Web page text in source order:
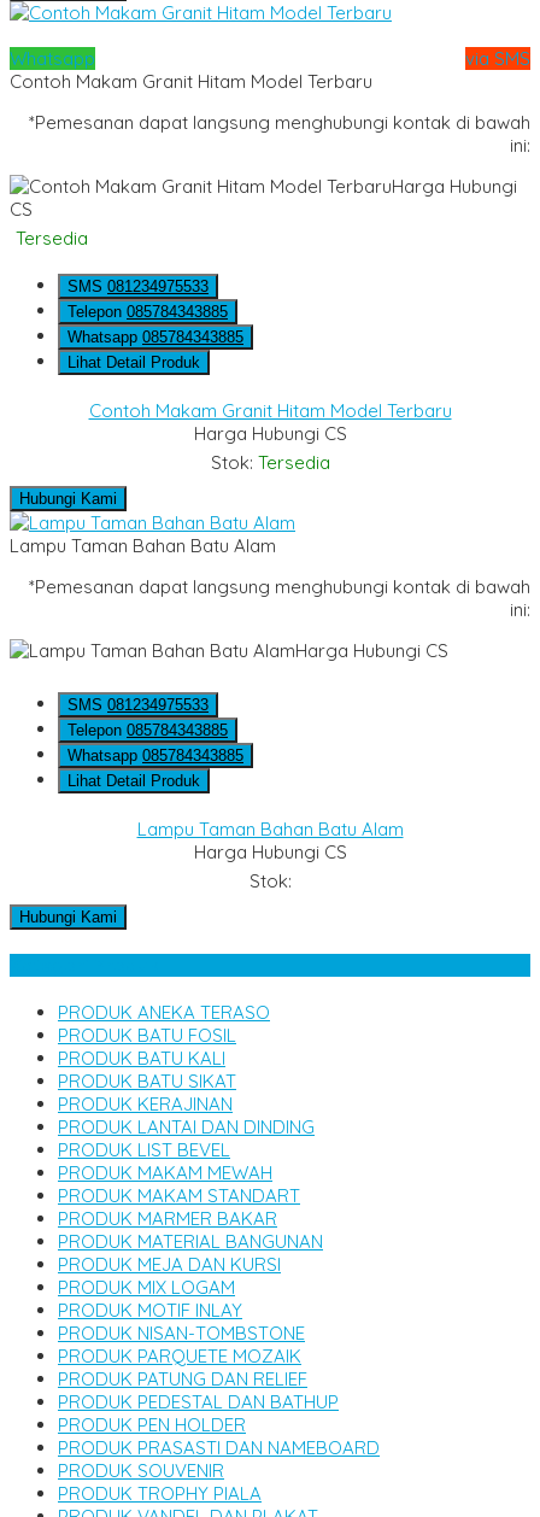
Whatsapp
via SMS
Contoh Makam Granit Hitam Model Terbaru
*Pemesanan dapat langsung menghubungi kontak di bawah
ini:
Harga Hubungi
CS
Tersedia
SMS 081234975533
Telepon 085784343885
Whatsapp 085784343885
Lihat Detail Produk
Contoh Makam Granit Hitam Model Terbaru
Harga Hubungi CS
Stok: Tersedia
Hubungi Kami
Lampu Taman Bahan Batu Alam
*Pemesanan dapat langsung menghubungi kontak di bawah
ini:
Harga Hubungi CS
SMS 081234975533
Telepon 085784343885
Whatsapp 085784343885
Lihat Detail Produk
Lampu Taman Bahan Batu Alam
Harga Hubungi CS
Stok:
Hubungi Kami
PRODUK ANEKA TERASO
PRODUK BATU FOSIL
PRODUK BATU KALI
PRODUK BATU SIKAT
PRODUK KERAJINAN
PRODUK LANTAI DAN DINDING
PRODUK LIST BEVEL
PRODUK MAKAM MEWAH
PRODUK MAKAM STANDART
PRODUK MARMER BAKAR
PRODUK MATERIAL BANGUNAN
PRODUK MEJA DAN KURSI
PRODUK MIX LOGAM
PRODUK MOTIF INLAY
PRODUK NISAN-TOMBSTONE
PRODUK PARQUETE MOZAIK
PRODUK PATUNG DAN RELIEF
PRODUK PEDESTAL DAN BATHUP
PRODUK PEN HOLDER
PRODUK PRASASTI DAN NAMEBOARD
PRODUK SOUVENIR
PRODUK TROPHY PIALA